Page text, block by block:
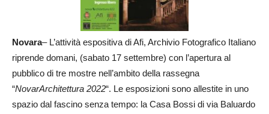
Novara– L’attività espositiva di Afi, Archivio Fotografico Italiano
riprende domani, (sabato 17 settembre) con l’apertura al
pubblico di tre mostre nell’ambito della rassegna
“NovarArchitettura 2022“. Le esposizioni sono allestite in uno
spazio dal fascino senza tempo: la Casa Bossi di via Baluardo